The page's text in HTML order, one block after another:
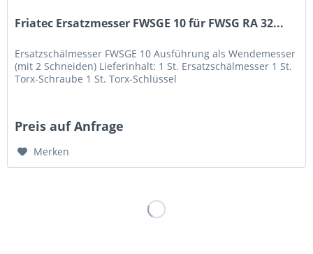
Friatec Ersatzmesser FWSGE 10 für FWSG RA 32...
Ersatzschälmesser FWSGE 10 Ausführung als Wendemesser
(mit 2 Schneiden) Lieferinhalt: 1 St. Ersatzschälmesser 1 St.
Torx-Schraube 1 St. Torx-Schlüssel
Preis auf Anfrage
Merken